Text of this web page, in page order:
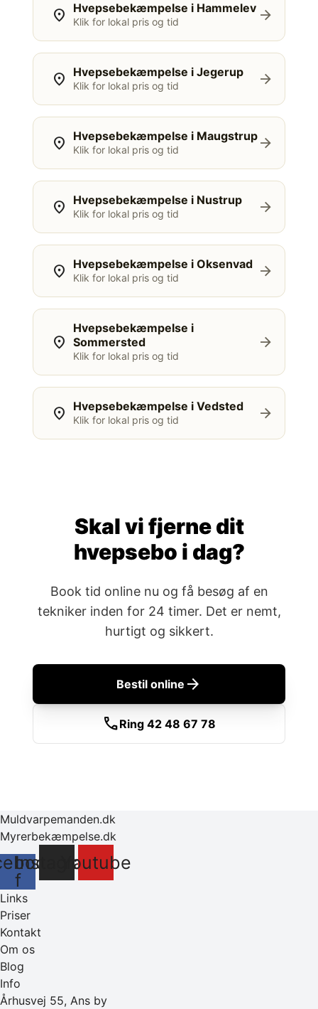
location_on Hvepsebekæmpelse i Hammelev
Klik for lokal pris og tid arrow_forward
location_on Hvepsebekæmpelse i Jegerup
Klik for lokal pris og tid arrow_forward
location_on Hvepsebekæmpelse i Maugstrup
Klik for lokal pris og tid arrow_forward
location_on Hvepsebekæmpelse i Nustrup
Klik for lokal pris og tid arrow_forward
location_on Hvepsebekæmpelse i Oksenvad
Klik for lokal pris og tid arrow_forward
location_on
Hvepsebekæmpelse i
Sommersted
Klik for lokal pris og tid
arrow_forward
location_on Hvepsebekæmpelse i Vedsted
Klik for lokal pris og tid arrow_forward
Skal vi fjerne dit
hvepsebo i dag?
Book tid online nu og få besøg af en
tekniker inden for 24 timer. Det er nemt,
hurtigt og sikkert.
Bestil online arrow_forward
callRing 42 48 67 78
Muldvarpemanden.dk
Myrerbekæmpelse.dk
f
InstagramYoutube
Links
Priser
Kontakt
Om os
Blog
Info
Århusvej 55, Ans by